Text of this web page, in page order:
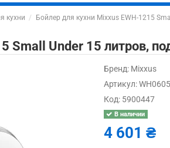
кухни Бойлер для кухни Mixxus EWH-1215
Small Under 15 литров,
Бренд: Mixxus
Артикул:WH0605
Код: 5900447
В наличии
4 601 ₴